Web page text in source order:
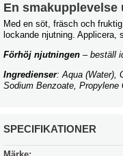
En
Med en söt, fräsch och
lockande njutning. Applicera,
Förhöj njutningen – beställ
Ingredienser: Aqua (Water),
Sodium Benzoate, Propylene
SPECIFIKATIONER